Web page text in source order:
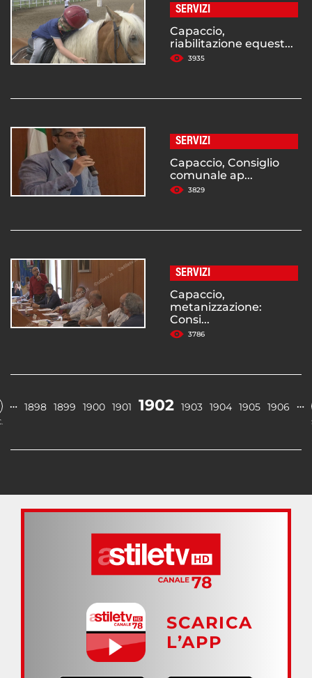
SERVIZI
Capaccio,
riabilitazione equest...
3935
SERVIZI
Capaccio, Consiglio
comunale ap...
3829
SERVIZI
Capaccio,
metanizzazione:
Consi...
3786
… 1898 1899 1900 1901 1902 1903 1904 1905 1906 …
SCARICA
L’APP